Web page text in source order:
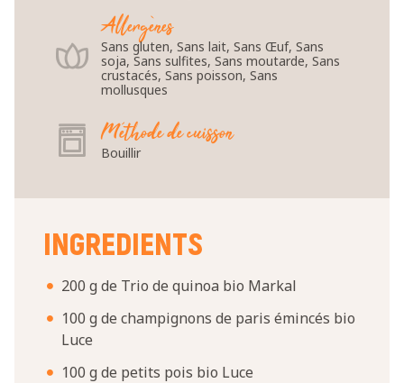
Allergènes
Sans gluten, Sans lait, Sans Œuf, Sans
soja, Sans sulfites, Sans moutarde, Sans
crustacés, Sans poisson, Sans
mollusques
Méthode de cuisson
Bouillir
INGREDIENTS
200 g de Trio de quinoa bio Markal
100 g de champignons de paris émincés bio
Luce
100 g de petits pois bio Luce